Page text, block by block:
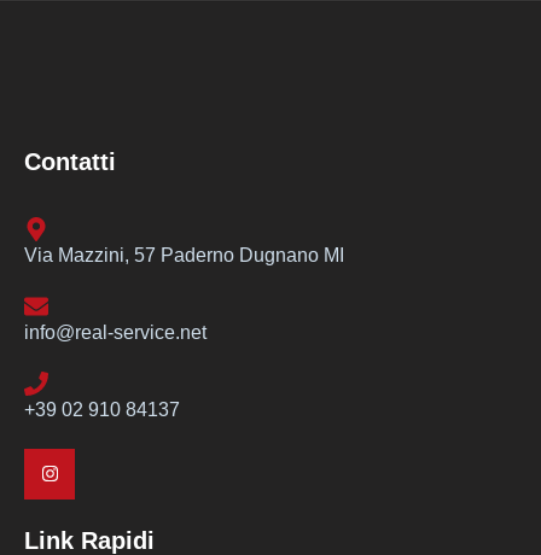
Contatti
Via Mazzini, 57 Paderno Dugnano MI
info@real-service.net
+39 02 910 84137
Link Rapidi